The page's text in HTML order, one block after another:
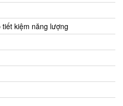
kiệm năng lượng